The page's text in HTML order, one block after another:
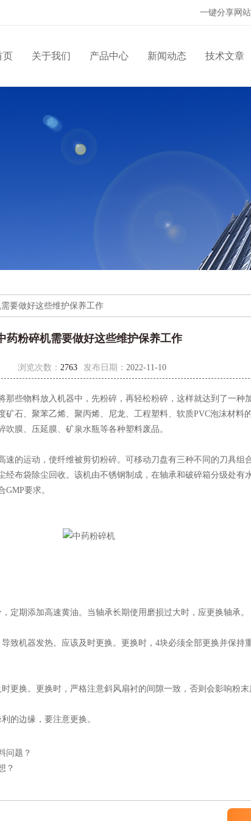
一键分享网站
页 关于我们 产品中心 新闻动态 技术文章
要做好这些维护保养工作
药粉碎机需要做好这些维护保养工作
浏览次数： 2763 发布日期： 2022-11-10
那些物料放入机器中，先粉碎，再轻松粉碎，这样就达到了一种
石、聚苯乙烯、聚丙烯、尼龙、工程塑料、软质PVC泡沫材料
膜、压延膜、矿泉水瓶等各种塑料废品。
的运动，使纤维被剪切粉碎。可移动刀盘有三种不同的刀具组
经布袋除尘回收。该机由不锈钢制成，在轴承和破碎箱分级处有
要求。
期添加高速黄油。当轴承长期使用磨损过大时，应更换轴承。
机器发热。应该及时更换。更换时，4块必须全部更换并保持
换。更换时，严格注意斜风扇衬的间隙一致，否则会影响粉末
边缘，要注意更换。
问题？
？